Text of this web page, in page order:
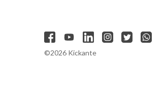
©2026 Kickante